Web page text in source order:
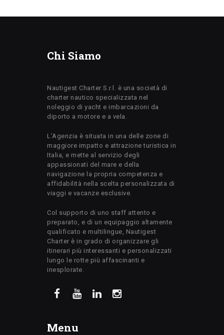
Chi Siamo
Nautigest Charter S.r.l. è una società di
charter nautico specializzata nel
noleggio di yacht e imbarcazioni da
diporto a motore e a vela.
L’Agenzia è situata in una delle zone di
maggiore impatto e attrazione turistica in
Italia, e mette al servizio degli
appassionati del mare e della
navigazione la propria competenza e
affidabilità nella scelta personalizzata di
viaggi e vacanze esclusive.
Col supporto di uno staff attento e
preparato, e di un equipaggio altamente
qualificato e multilingue, Nautigest
Charter è in grado di organizzare gli
itinerari più interessanti e personalizzati
lungo le rotte più affascinanti e
inesplorate.
Menu